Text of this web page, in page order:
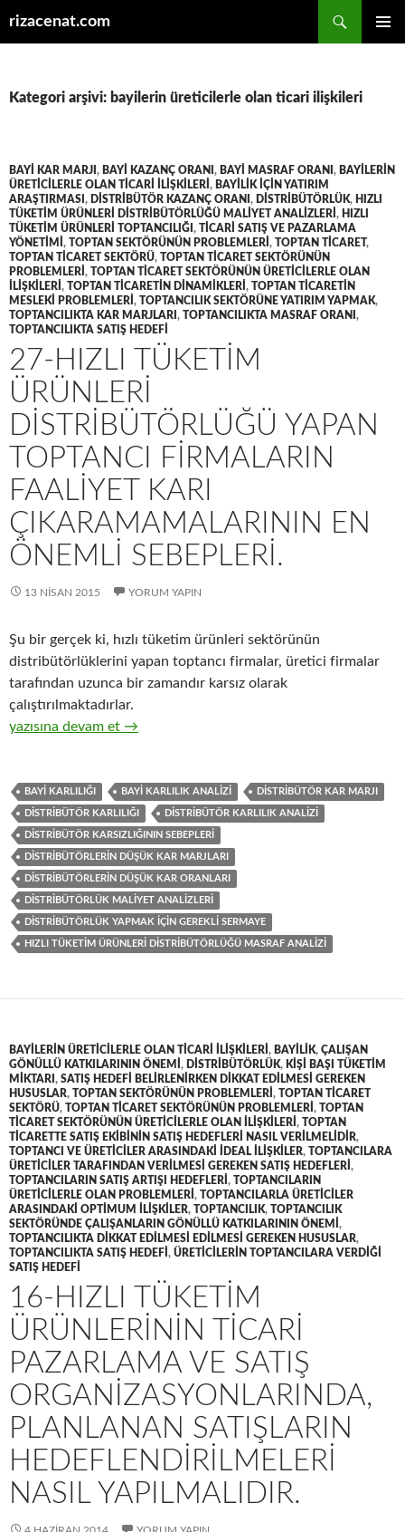
rizacenat.com
Kategori arşivi: bayilerin üreticilerle olan ticari ilişkileri
BAYI KAR MARJI , BAYI KAZANÇ ORANI , BAYI MASRAF ORANI , BAYILERIN
ÜRETICILERLE OLAN TICARI ILIŞKILERI , BAYILIK IÇIN YATIRIM
ARAŞTIRMASI , DISTRIBÜTÖR KAZANÇ ORANI , DISTRIBÜTÖRLÜK, HIZLI
TÜKETIM ÜRÜNLERI DISTRIBÜTÖRLÜĞÜ MALIYET ANALIZLERI , HIZLI
TÜKETIM ÜRÜNLERI TOPTANCILIĞI , TICARI SATIŞ VE PAZARLAMA
YÖNETIMI , TOPTAN SEKTÖRÜNÜN PROBLEMLERI , TOPTAN TICARET,
TOPTAN TICARET SEKTÖRÜ, TOPTAN TICARET SEKTÖRÜNÜN
PROBLEMLERI , TOPTAN TICARET SEKTÖRÜNÜN ÜRETICILERLE OLAN
ILIŞKILERI , TOPTAN TICARETIN DINAMIKLERI , TOPTAN TICARETIN
MESLEKI PROBLEMLERI , TOPTANCILIK SEKTÖRÜNE YATIRIM YAPMAK,
TOPTANCILIKTA KAR MARJLARI , TOPTANCILIKTA MASRAF ORANI ,
TOPTANCILIKTA SATIŞ HEDEFI
27-HIZLI TÜKETIM
ÜRÜNLERI
DISTRIBÜTÖRLÜĞÜ YAPAN
TOPTANCI FIRMALARIN
FAALIYET KARI
ÇIKARAMAMALARININ EN
ÖNEMLI SEBEPLERI.
13 NISAN 2015 YORUM YAPIN
Şu bir gerçek ki, hızlı tüketim ürünleri sektörünün
distribütörlüklerini yapan toptancı firmalar, üretici firmalar
tarafından uzunca bir zamandır karsız olarak
çalıştırılmaktadırlar.
27-Hızlı tüketim ürünleri distribütörlüğü yapan toptancı
yazısına devam et →
BAYI KARLILIĞI BAYI KARLILIK ANALIZI DISTRIBÜTÖR KAR MARJI
DISTRIBÜTÖR KARLILIĞI DISTRIBÜTÖR KARLILIK ANALIZI
DISTRIBÜTÖR KARSIZLIĞININ SEBEPLERI
DISTRIBÜTÖRLERIN DÜŞÜK KAR MARJLARI
DISTRIBÜTÖRLERIN DÜŞÜK KAR ORANLARI
DISTRIBÜTÖRLÜK MALIYET ANALIZLERI
DISTRIBÜTÖRLÜK YAPMAK IÇIN GEREKLI SERMAYE
HIZLI TÜKETIM ÜRÜNLERI DISTRIBÜTÖRLÜĞÜ MASRAF ANALIZI
BAYILERIN ÜRETICILERLE OLAN TICARI ILIŞKILERI , BAYILIK, ÇALIŞAN
GÖNÜLLÜ KATKILARININ ÖNEMI , DISTRIBÜTÖRLÜK, KIŞI BAŞI TÜKETIM
MIKTARI , SATIŞ HEDEFI BELIRLENIRKEN DIKKAT EDILMESI GEREKEN
HUSUSLAR, TOPTAN SEKTÖRÜNÜN PROBLEMLERI , TOPTAN TICARET
SEKTÖRÜ, TOPTAN TICARET SEKTÖRÜNÜN PROBLEMLERI , TOPTAN
TICARET SEKTÖRÜNÜN ÜRETICILERLE OLAN ILIŞKILERI , TOPTAN
TICARETTE SATIŞ EKIBININ SATIŞ HEDEFLERI NASIL VERILMELIDIR,
TOPTANCI VE ÜRETICILER ARASINDAKI IDEAL ILIŞKILER, TOPTANCILARA
ÜRETICILER TARAFINDAN VERILMESI GEREKEN SATIŞ HEDEFLERI ,
TOPTANCILARIN SATIŞ ARTIŞI HEDEFLERI , TOPTANCILARIN
ÜRETICILERLE OLAN PROBLEMLERI , TOPTANCILARLA ÜRETICILER
ARASINDAKI OPTIMUM ILIŞKILER, TOPTANCILIK, TOPTANCILIK
SEKTÖRÜNDE ÇALIŞANLARIN GÖNÜLLÜ KATKILARININ ÖNEMI ,
TOPTANCILIKTA DIKKAT EDILMESI EDILMESI GEREKEN HUSUSLAR,
TOPTANCILIKTA SATIŞ HEDEFI , ÜRETICILERIN TOPTANCILARA VERDIĞI
SATIŞ HEDEFI
16-HIZLI TÜKETIM
ÜRÜNLERININ TICARI
PAZARLAMA VE SATIŞ
ORGANIZASYONLARINDA,
PLANLANAN SATIŞLARIN
HEDEFLENDIRILMELERI
NASIL YAPILMALIDIR.